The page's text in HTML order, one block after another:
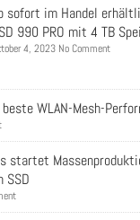
sofort im Handel
990 PRO mit 4 TB
4, 2023 No Comment
WLAN-Mesh-
startet